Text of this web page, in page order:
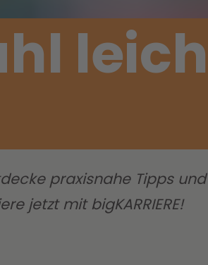
praxisnahe Tipps
jetzt mit bigKARRIERE!